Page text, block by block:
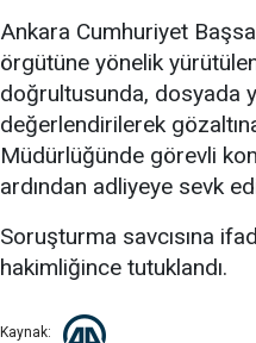
Ankara Cumhuriyet
örgütüne yönelik
doğrultusunda, dosyada
değerlendirilerek
Müdürlüğünde görevli
ardından adliyeye sevk
Soruşturma savcısına
hakimliğince tutuklandı.
Kaynak: